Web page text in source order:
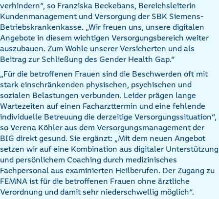
verhindern“, so Franziska Beckebans, Bereichsleiterin
Kundenmanagement und Versorgung der SBK Siemens-
Betriebskrankenkasse. „Wir freuen uns, unsere digitalen
Angebote in diesem wichtigen Versorgungsbereich weiter
auszubauen. Zum Wohle unserer Versicherten und als
Beitrag zur Schließung des Gender Health Gap.“
„Für die betroffenen Frauen sind die Beschwerden oft mit
stark einschränkenden physischen, psychischen und
sozialen Belastungen verbunden. Leider prägen lange
Wartezeiten auf einen Facharzttermin und eine fehlende
individuelle Betreuung die derzeitige Versorgungssituation“,
so Verena Köhler aus dem Versorgungsmanagement der
BIG direkt gesund. Sie ergänzt: „Mit dem neuen Angebot
setzen wir auf eine Kombination aus digitaler Unterstützung
und persönlichem Coaching durch medizinisches
Fachpersonal aus examinierten Heilberufen. Der Zugang zu
FEMNA ist für die betroffenen Frauen ohne ärztliche
Verordnung und damit sehr niederschwellig möglich“.